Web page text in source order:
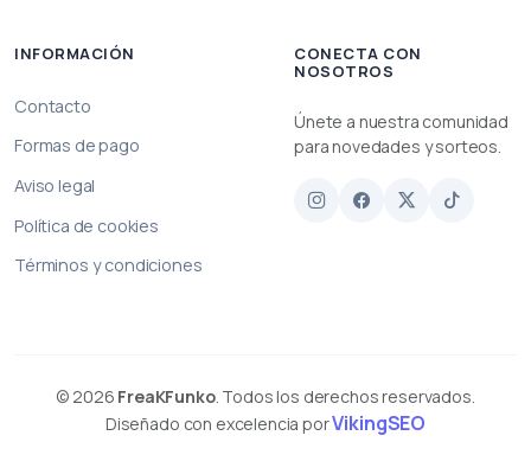
INFORMACIÓN
Contacto
Formas de pago
Aviso legal
Política de cookies
Términos y condiciones
CONECTA CON
NOSOTROS
Únete a nuestra comunidad
para novedades y sorteos.
© 2026 FreaKFunko. Todos los derechos reservados.
Diseñado con excelencia porVikingSEO